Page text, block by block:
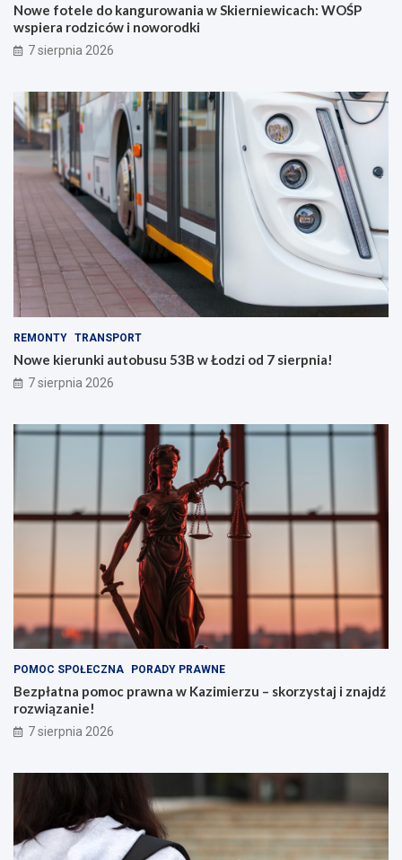
Nowe fotele do kangurowania w Skierniewicach: WOŚP
wspiera rodziców i noworodki
7 sierpnia 2026
REMONTY TRANSPORT
Nowe kierunki autobusu 53B w Łodzi od 7 sierpnia!
7 sierpnia 2026
POMOC SPOŁECZNA PORADY PRAWNE
Bezpłatna pomoc prawna w Kazimierzu – skorzystaj i znajdź
rozwiązanie!
7 sierpnia 2026